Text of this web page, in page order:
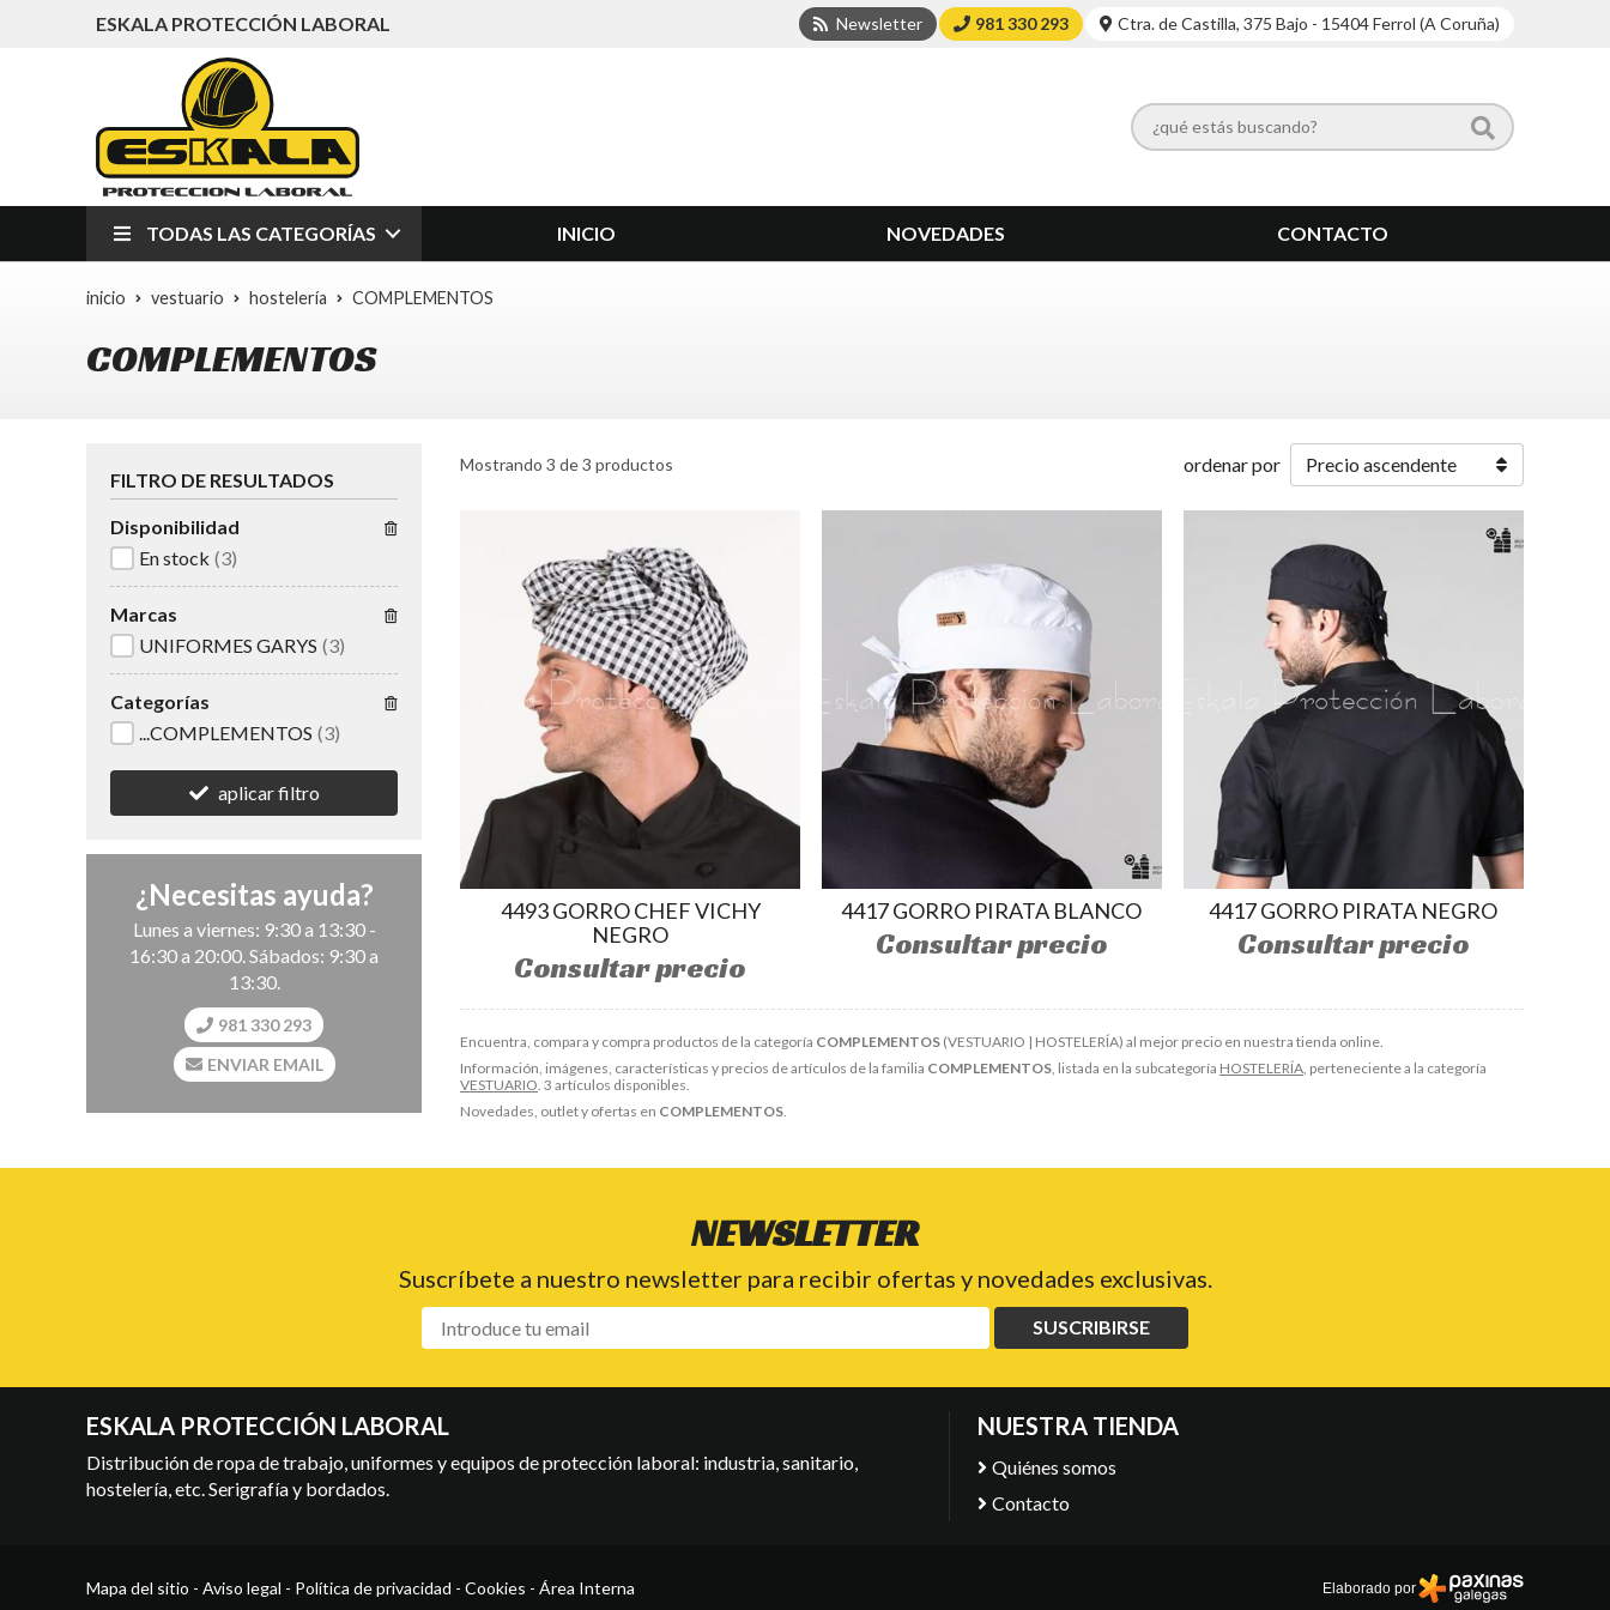
ESKALA PROTECCIÓN LABORAL Newsletter 981 330 293 Ctra. de Castilla, 375 Bajo - 15404 Ferrol (A Coruña)
TODAS LAS CATEGORÍAS INICIO NOVEDADES CONTACTO
inicio vestuario hostelería COMPLEMENTOS
COMPLEMENTOS
Encuentra, compara y compra productos de la categoría COMPLEMENTOS (VESTUARIO | HOSTELERÍA) al mejor precio en nuestra tienda online.
Información, imágenes, características y precios de artículos de la familia COMPLEMENTOS , listada en la subcategoría HOSTELERÍA , perteneciente a la categoría
VESTUARIO . 3 artículos disponibles.
Novedades, outlet y ofertas en COMPLEMENTOS
Mostrando 3 de 3 productos ordenar por
4493 GORRO CHEF VICHY
NEGRO
Consultar precio
4417 GORRO PIRATA BLANCO
Consultar precio
4417 GORRO PIRATA NEGRO
Consultar precio
FILTRO DE RESULTADOS
Disponibilidad
En stock (3)
Marcas
UNIFORMES GARYS (3)
Categorías
...COMPLEMENTOS (3)
aplicar filtro
¿Necesitas ayuda?
Lunes a viernes: 9:30 a 13:30 -
16:30 a 20:00. Sábados: 9:30 a
13:30.
981 330 293
ENVIAR EMAIL
NEWSLETTER
Suscríbete a nuestro newsletter para recibir ofertas y novedades exclusivas.
SUSCRIBIRSE
ESKALA PROTECCIÓN LABORAL
Distribución de ropa de trabajo, uniformes y equipos de protección laboral: industria, sanitario,
hostelería, etc. Serigrafía y bordados.
NUESTRA TIENDA
Quiénes somos
Contacto
Mapa del sitio - Aviso legal - Política de privacidad - Cookies - Área Interna Elaborado por